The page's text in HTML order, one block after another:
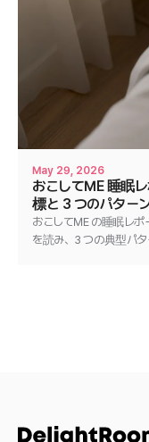
May 29, 2026
おこしてME 睡眠
標と 3 つのパター
おこしてME の睡眠レ
を読み、3 つの典型パ